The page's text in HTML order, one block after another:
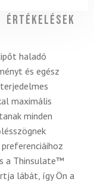
Értékelések
haladó
és egész
maximális
minden
a Thinsulate™
lábát, így Ön a